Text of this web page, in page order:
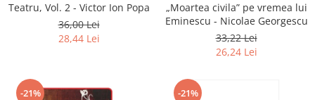
Teatru, Vol. 2 - Victor Ion Popa
36,00 Lei
28,44 Lei
„Moartea civila” pe vremea lui
Eminescu - Nicolae Georgescu
33,22 Lei
26,24 Lei
-21% -21%